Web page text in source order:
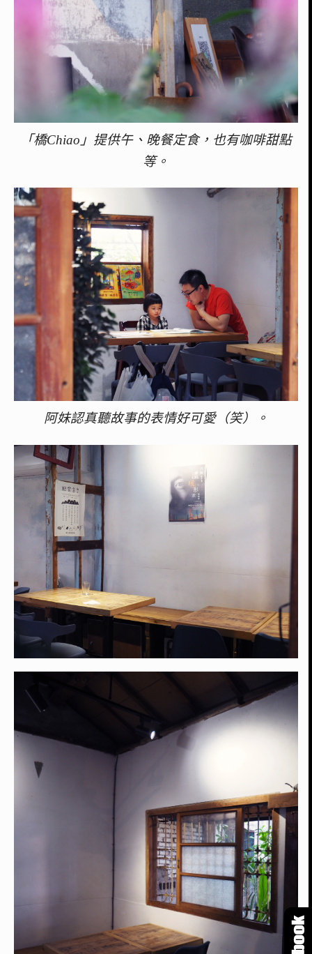
「橋Chiao」提供午、晚餐定食，也有咖啡甜點
等。
阿妹認真聽故事的表情好可愛（笑）。